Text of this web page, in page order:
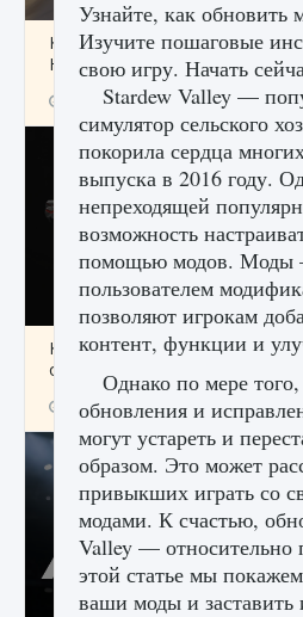
Как исправить неработающие
Honor
9 августа 2024 1
Как разблокировать чертеж
оружия в MW3 и Warzone
9 августа 2024 1
Узнайте, как обновить
Изучите пошаговые
свою игру. Начать
Stardew Valley —
симулятор сельского
покорила сердца
выпуска в 2016 году.
непреходящей
возможность
помощью модов. Моды
пользователем
позволяют игрокам
контент, функции и
Однако по мере
обновления и
могут устареть и
образом. Это может
привыкших играть со
модами. К счастью,
Valley — относительно
этой статье мы
ваши моды и заставить